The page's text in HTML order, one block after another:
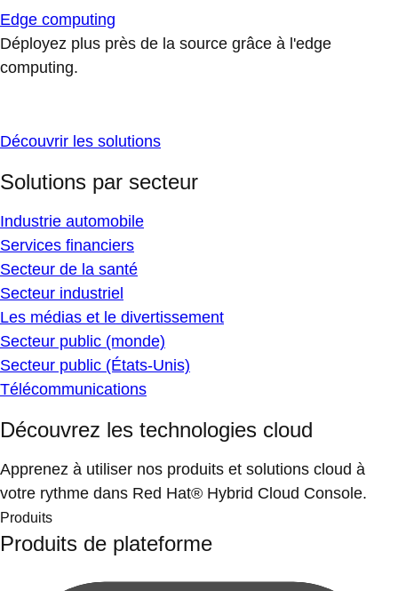
Edge computing
Déployez plus près de la source grâce à l'edge
computing.
Découvrir les solutions
Solutions par secteur
Industrie automobile
Services financiers
Secteur de la santé
Secteur industriel
Les médias et le divertissement
Secteur public (monde)
Secteur public (États-Unis)
Télécommunications
Découvrez les technologies cloud
Apprenez à utiliser nos produits et solutions cloud à
votre rythme dans Red Hat® Hybrid Cloud Console.
Produits
Produits de plateforme